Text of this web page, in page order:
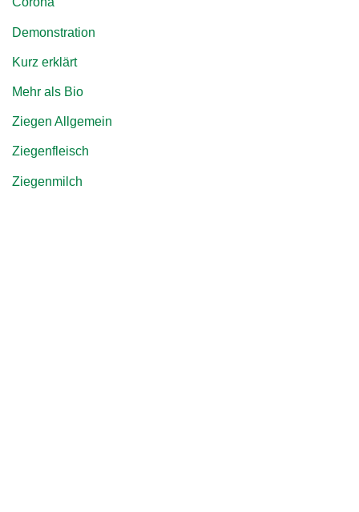
Demonstration
Kurz erklärt
Mehr als Bio
Ziegen Allgemein
Ziegenfleisch
Ziegenmilch